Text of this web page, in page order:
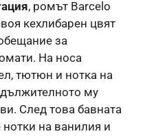
, ромът Barcelo
кехлибарен цвят
за
На носа
тютюн и нотка на
му
След това бавната
на ванилия и